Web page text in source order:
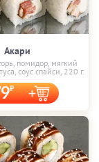
Акари
помидор, мягкий
соус спайси, 220 г.